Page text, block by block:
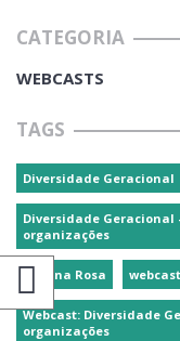
CATEGORIA
WEBCASTS
TAGS
Diversidade Geracional
Diversidade Geracional
organizações
Susana Rosa webcast
Webcast: Diversidade
organizações